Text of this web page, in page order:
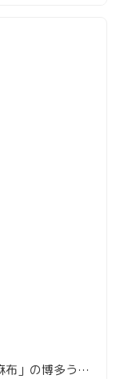
西麻布で本場九州博多の味「あんど 西麻布」の博多うどん